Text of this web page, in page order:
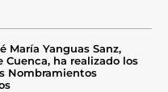
María Yanguas Sanz,
Cuenca, ha realizado los
Nombramientos